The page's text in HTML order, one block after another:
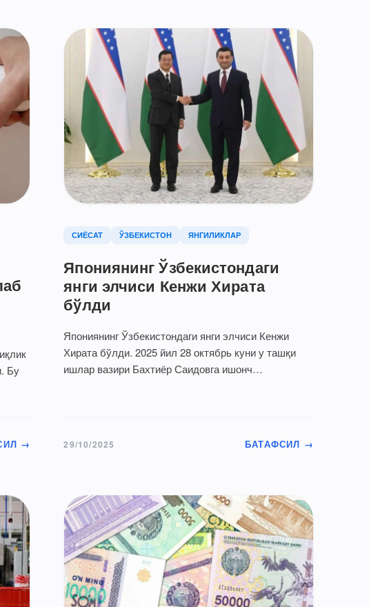
Бу
→
СИЁСАТ ЎЗБЕКИСТОН ЯНГИЛИКЛАР
Япониянинг Ўзбекистондаги
янги элчиси Кенжи Хирата
бўлди
Япониянинг Ўзбекистондаги янги элчиси Кенжи
Хирата бўлди. 2025 йил 28 октябрь куни у ташқи
ишлар вазири Бахтиёр Саидовга ишонч
29/10/2025 БАТАФСИЛ →